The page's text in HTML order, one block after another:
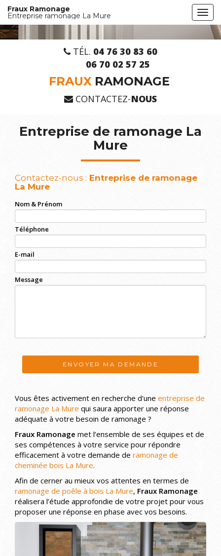
Aller
contenu
principal
Fraux Ramonage
Entreprise ramonage La Mure
TÉL. 04 76 30 83 60
06 70 02 57 25
FRAUX RAMONAGE
CONTACTEZ-NOUS
Entreprise de ramonage La
Mure
Contactez-nous : Entreprise de ramonage
La Mure
Nom & Prénom
Téléphone
E-mail
Message
ENVOYER MA DEMANDE
Vous êtes activement en recherche d'une entreprise de
ramonage La Mure qui saura apporter une réponse
adéquate à votre besoin de ramonage ?
Fraux Ramonage met l’ensemble de ses équipes et de
ses compétences à votre service pour répondre
efficacement à votre demande de ramonage de
cheminée bois La Mure.
Afin de cerner au mieux vos attentes en termes de
ramonage de poêle à bois La Mure, Fraux Ramonage
réalisera l’étude approfondie de votre projet pour vous
proposer une réponse en phase avec vos besoins.